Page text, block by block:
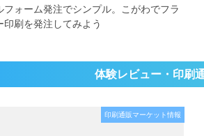
フォーム発注でシンプル。こがわでフラ
印刷を発注してみよう
体験レビュー・印刷
印刷通販マーケット情報